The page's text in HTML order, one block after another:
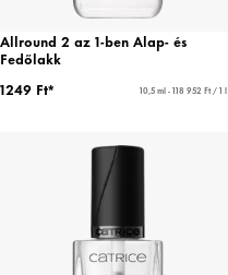
Allround 2 az 1-ben Alap- és
Fedőlakk
1249 Ft*
10,5 ml - 118 952 Ft / 1 l